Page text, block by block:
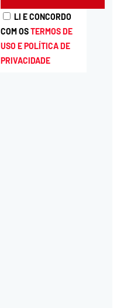
LI E CONCORDO
COM OSTERMOS DE
USO E POLÍTICA DE
PRIVACIDADE